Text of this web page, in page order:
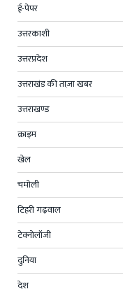
ई-पेपर
उत्तरकाशी
उत्तरप्रदेश
उत्तराखंड की ताज़ा खबर
उत्तराखण्ड
क्राइम
खेल
चमोली
टिहरी गढ़वाल
टेक्नोलॉजी
दुनिया
देश